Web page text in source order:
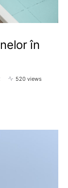
în
520 views